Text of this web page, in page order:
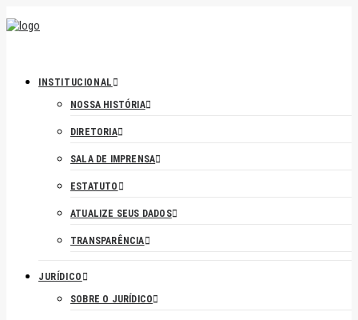
INSTITUCIONAL
NOSSA HISTÓRIA
DIRETORIA
SALA DE IMPRENSA
ESTATUTO
ATUALIZE SEUS DADOS
TRANSPARÊNCIA
JURÍDICO
SOBRE O JURÍDICO